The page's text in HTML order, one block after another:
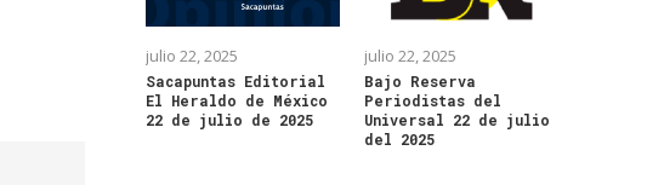
julio 22, 2025
Sacapuntas Editorial
El Heraldo de México
22 de julio de 2025
julio 22, 2025
Bajo Reserva
Periodistas del
Universal 22 de julio
del 2025